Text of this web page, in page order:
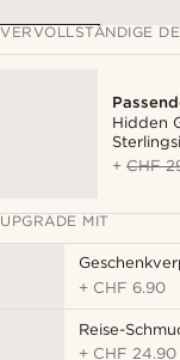
VERVOLLSTÄNDIGE
Hidden
+CHF
UPGRADE MIT
+ CHF 6.90
Reise-
+ CHF 24.90